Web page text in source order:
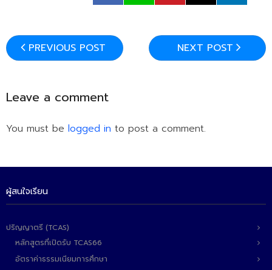
PREVIOUS POST NEXT POST
Leave a comment
You must be logged in to post a comment.
ผู้สนใจเรียน
ปริญญาตรี (TCAS)
หลักสูตรที่เปิดรับ TCAS66
อัตราค่าธรรมเนียมการศึกษา